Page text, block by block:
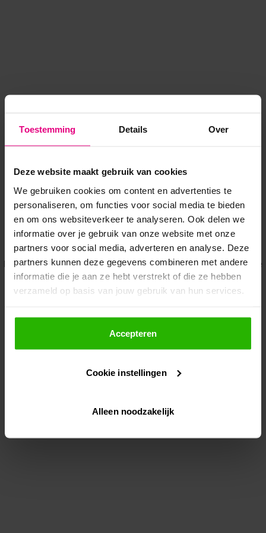
Toestemming Details Over
Deze website maakt gebruik van cookies
We gebruiken cookies om content en advertenties te
personaliseren, om functies voor social media te bieden
en om ons websiteverkeer te analyseren. Ook delen we
informatie over je gebruik van onze website met onze
partners voor social media, adverteren en analyse. Deze
partners kunnen deze gegevens combineren met andere
informatie die je aan ze hebt verstrekt of die ze hebben
verzameld op basis van jouw gebruik van hun services.
Als je op "Accepteer" klikt, dan geef je Voordeeluitjes.nl
toestemming om cookies voor social media en
gepersonaliseerde advertenties te plaatsen.
Lees hier meer over in onsprivacybeleid
Via "Cookie instellingen" kun je ook zelf instellen welke
Accepteren
Cookie instellingen
Alleen noodzakelijk
Application error: a client-side exception has occurred while
loadingwww.voordeeluitjes.nl (see the browser console for more
information).